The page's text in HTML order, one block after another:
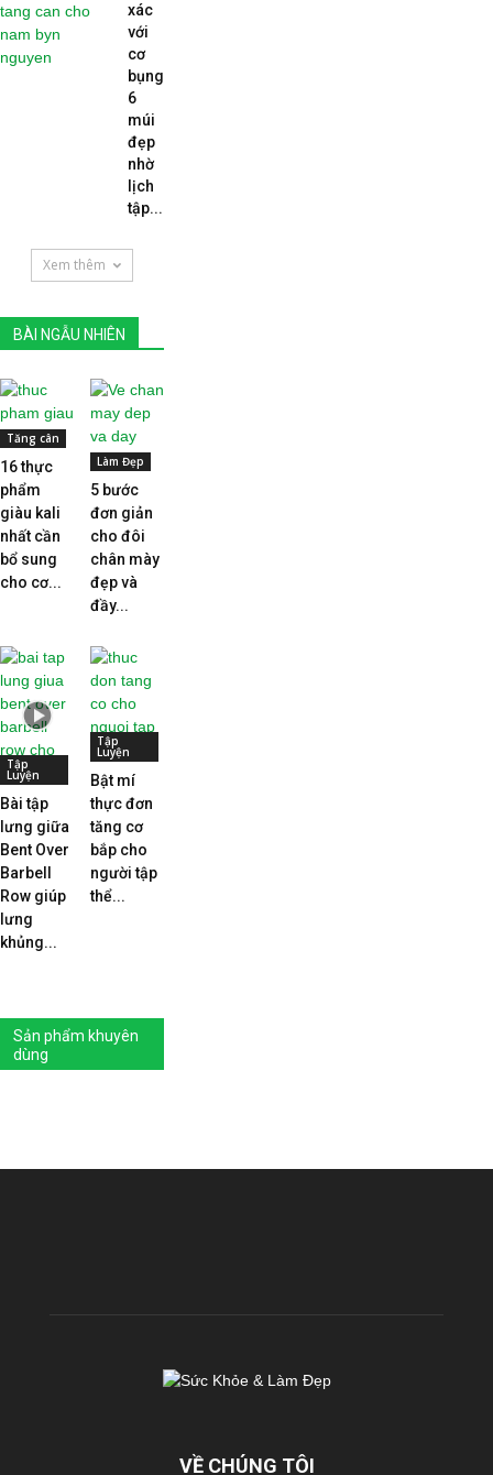
xác
với
cơ
bụng
6
múi
đẹp
nhờ
lịch
tập...
Xem thêm
BÀI NGẪU NHIÊN
Tăng cân
16 thực
phẩm
giàu kali
nhất cần
bổ sung
cho cơ...
Làm Đẹp
5 bước
đơn giản
cho đôi
chân mày
đẹp và
đầy...
Tập
Luyện
Bài tập
lưng giữa
Bent Over
Barbell
Row giúp
lưng
khủng...
Tập
Luyện
Bật mí
thực đơn
tăng cơ
bắp cho
người tập
thể...
Sản phẩm khuyên
dùng
VỀ CHÚNG TÔI